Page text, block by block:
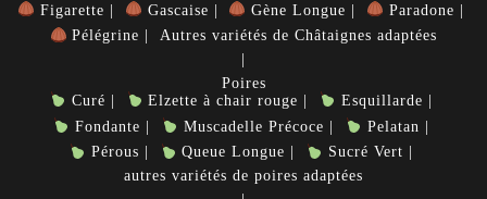
Figarette
Gascaise Gène Longue
Paradone
Pélégrine
Autres variétés de Châtaignes adaptées
Poires
Curé
Elzette à chair rouge
Esquillarde
Fondante
Muscadelle Précoce
Pelatan
Pérous
Queue Longue
Sucré Vert
autres variétés de poires adaptées